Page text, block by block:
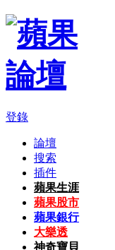
登錄
論壇
搜索
插件
蘋果生涯
蘋果股市
蘋果銀行
大樂透
神奇寶貝